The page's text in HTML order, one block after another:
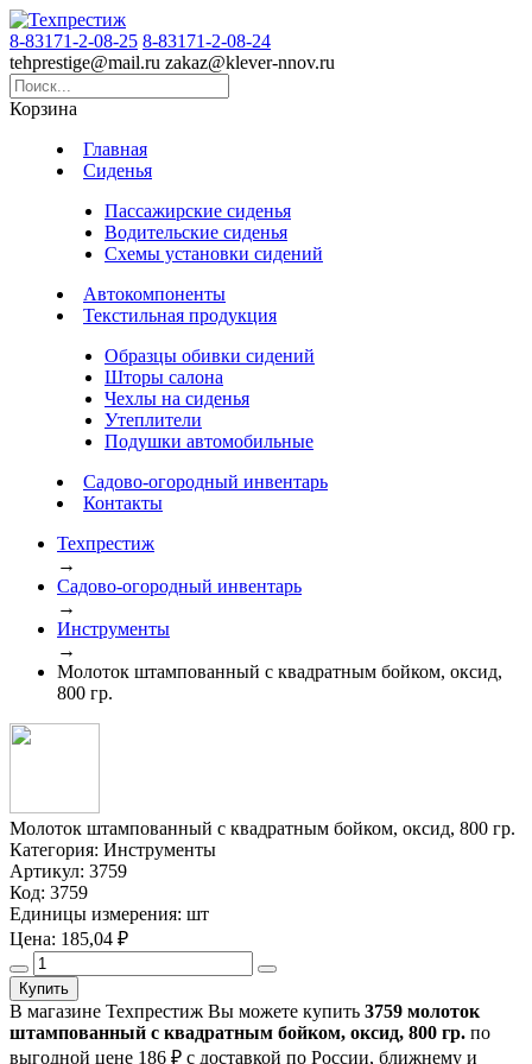
8-83171-2-08-25 8-83171-2-08-24
tehprestige@mail.ru zakaz@klever-nnov.ru
Корзина
Главная
Сиденья
Пассажирские сиденья
Водительские сиденья
Схемы установки сидений
Автокомпоненты
Текстильная продукция
Образцы обивки сидений
Шторы салона
Чехлы на сиденья
Утеплители
Подушки автомобильные
Садово-огородный инвентарь
Контакты
Техпрестиж
→
Садово-огородный инвентарь
→
Инструменты
→
Молоток штампованный с квадратным бойком, оксид,
800 гр.
Молоток штампованный с квадратным бойком, оксид, 800 гр.
Категория: Инструменты
Артикул: 3759
Код: 3759
Единицы измерения: шт
Цена: 185,04 ₽
Купить
В магазине Техпрестиж Вы можете купить 3759 молоток
штампованный с квадратным бойком, оксид, 800 гр. по
выгодной цене 186 ₽ с доставкой по России, ближнему и